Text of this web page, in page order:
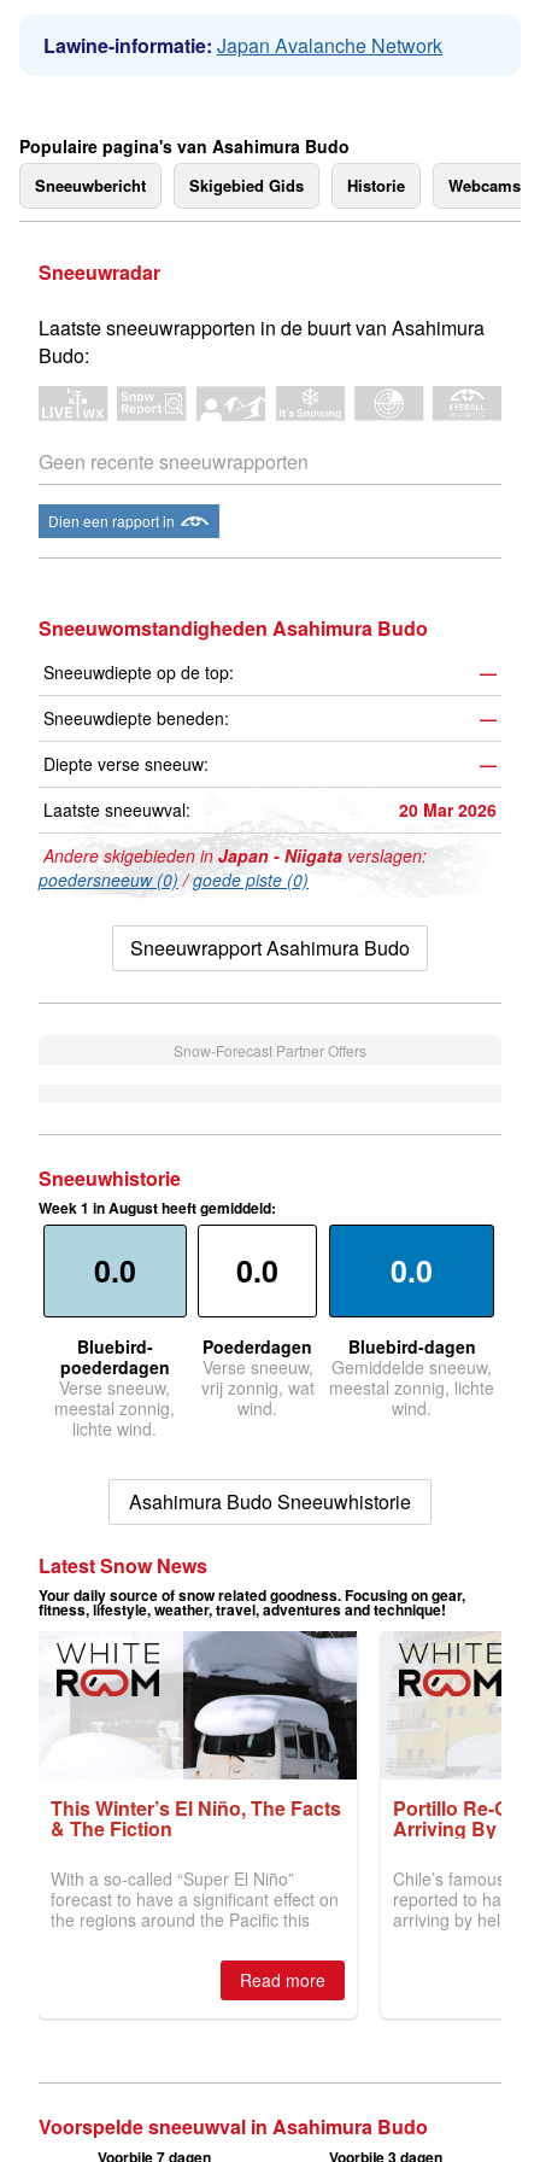
Lawine-informatie: Japan Avalanche Network
Populaire pagina's van Asahimura Budo
Sneeuwbericht Skigebied Gids Historie Webcams
Sneeuwradar
Laatste sneeuwrapporten in de buurt van Asahimura
Budo:
Geen recente sneeuwrapporten
Dien een rapport in
Sneeuwomstandigheden Asahimura Budo
Sneeuwdiepte op de top:
—
Sneeuwdiepte beneden:
—
Diepte verse sneeuw:
—
Laatste sneeuwval:
20 Mar 2026
Andere skigebieden in Japan - Niigata verslagen:
poedersneeuw (0)/goede piste (0)
Sneeuwrapport Asahimura Budo
Snow-Forecast Partner Offers
Sneeuwhistorie
Week 1 in August heeft gemiddeld:
0.0
Bluebird-
poederdagen
Verse sneeuw,
meestal zonnig,
lichte wind.
0.0
Poederdagen
Verse sneeuw,
vrij zonnig, wat
wind.
0.0
Bluebird-dagen
Gemiddelde sneeuw,
meestal zonnig, lichte
wind.
Asahimura Budo Sneeuwhistorie
Voorspelde sneeuwval in Asahimura Budo
Voorbije 7 dagen Voorbije 3 dagen